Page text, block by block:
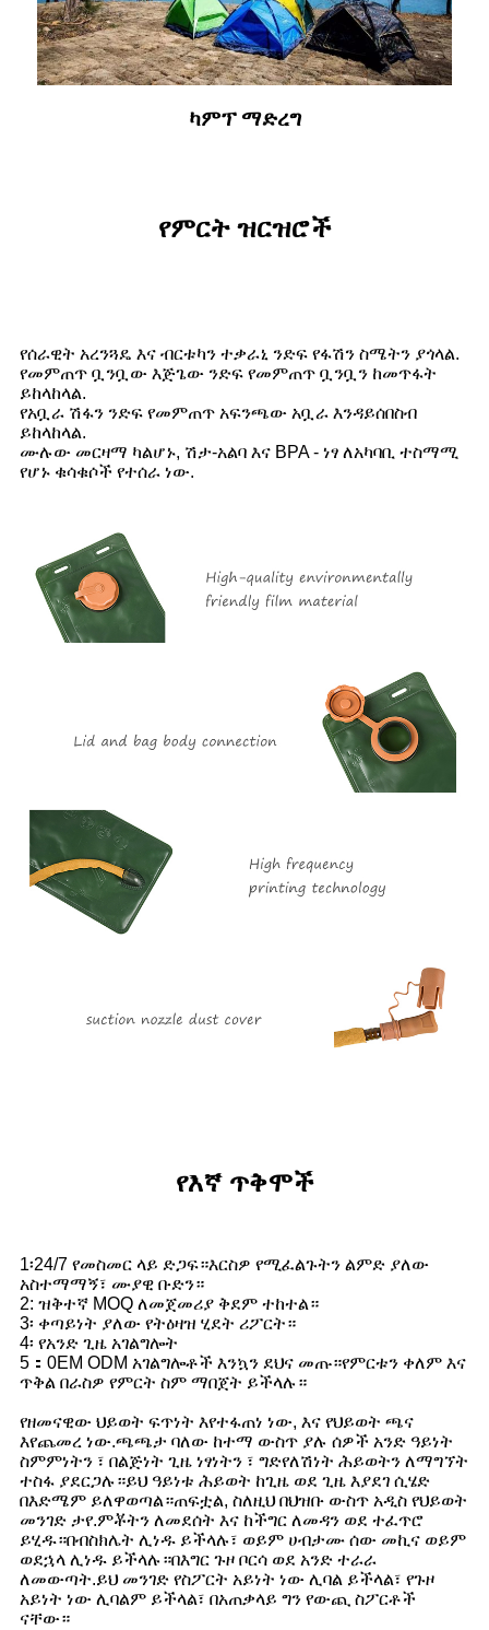
ካምፕ ማድረግ
የምርት ዝርዝሮች
የሰራዊት አረንጓዴ እና ብርቱካን ተቃራኒ ንድፍ የፋሽን ስሜትን ያጎላል.
የመምጠጥ ቧንቧው እጅጌው ንድፍ የመምጠጥ ቧንቧን ከመጥፋት
ይከላከላል.
የአቧራ ሽፋን ንድፍ የመምጠጥ አፍንጫው አቧራ እንዳይሰበስብ
ይከላከላል.
ሙሉው መርዛማ ካልሆኑ, ሽታ-አልባ እና BPA - ነፃ ለአካባቢ ተስማሚ
የሆኑ ቁሳቁሶች የተሰራ ነው.
የእኛ ጥቅሞች
1፡24/7 የመስመር ላይ ድጋፍ።እርስዎ የሚፈልጉትን ልምድ ያለው
አስተማማኝ፣ ሙያዊ ቡድን።
2: ዝቅተኛ MOQ ለመጀመሪያ ቅደም ተከተል።
3፡ ቀጣይነት ያለው የትዕዛዝ ሂደት ሪፖርት።
4፡ የአንድ ጊዜ አገልግሎት
5：0EM ODM አገልግሎቶች እንኳን ደህና መጡ።የምርቱን ቀለም እና
ጥቅል በራስዎ የምርት ስም ማበጀት ይችላሉ።
የዘመናዊው ህይወት ፍጥነት እየተፋጠነ ነው, እና የህይወት ጫና
እየጨመረ ነው.ጫጫታ ባለው ከተማ ውስጥ ያሉ ሰዎች አንድ ዓይነት
ስምምነትን ፣ በልጅነት ጊዜ ነፃነትን ፣ ግድየለሽነት ሕይወትን ለማግኘት
ተስፋ ያደርጋሉ።ይህ ዓይነቱ ሕይወት ከጊዜ ወደ ጊዜ እያደገ ሲሄድ
በእድሜም ይለዋወጣል።ጠፍቷል, ስለዚህ በህዝቡ ውስጥ አዲስ የህይወት
መንገድ ታየ.ምቾትን ለመደሰት እና ከችግር ለመዳን ወደ ተፈጥሮ
ይሂዱ።በብስክሌት ሊነዱ ይችላሉ፣ ወይም ሀብታሙ ሰው መኪና ወይም
ወደኋላ ሊነዱ ይችላሉ።በእግር ጉዞ ቦርሳ ወደ አንድ ተራራ
ለመውጣት.ይህ መንገድ የስፖርት አይነት ነው ሊባል ይችላል፣ የጉዞ
አይነት ነው ሊባልም ይችላል፣ በአጠቃላይ ግን የውጪ ስፖርቶች
ናቸው።